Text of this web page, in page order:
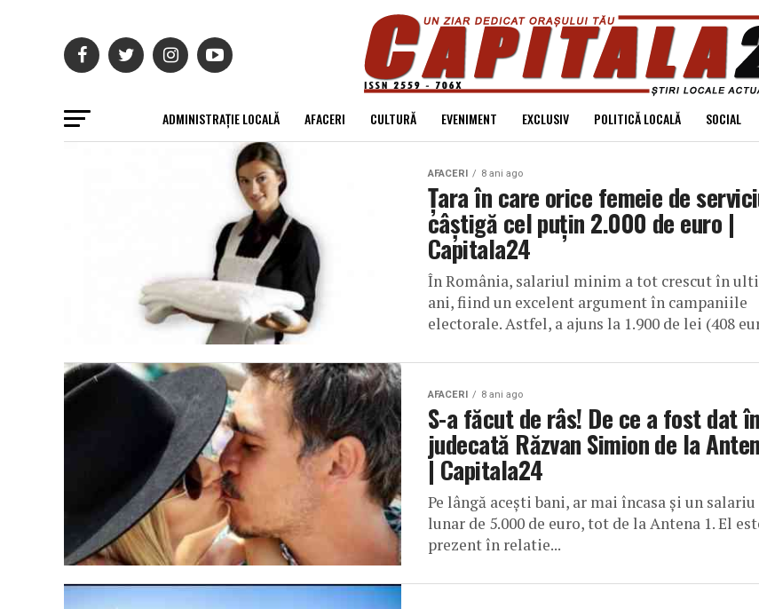
ADMINISTRAȚIE LOCALĂ AFACERI CULTURĂ EVENIMENT EXCLUSIV POLITICĂ LOCALĂ SOCIAL
AFACERI 8 ani ago
Țara în care orice femeie de
câștigă cel puțin 2.000 de euro |
Capitala24
În România, salariul minim a tot crescut în
ani, fiind un excelent argument în campaniile
electorale. Astfel, a ajuns la 1.900 de lei (408
AFACERI 8 ani ago
S-a făcut de râs! De ce a fost dat în
judecată Răzvan Simion de la
| Capitala24
Pe lângă aceşti bani, ar mai încasa şi un salariu
lunar de 5.000 de euro, tot de la Antena 1. El
prezent în relatie...